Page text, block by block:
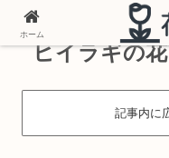
ヒイラギの
記事内に
ホーム